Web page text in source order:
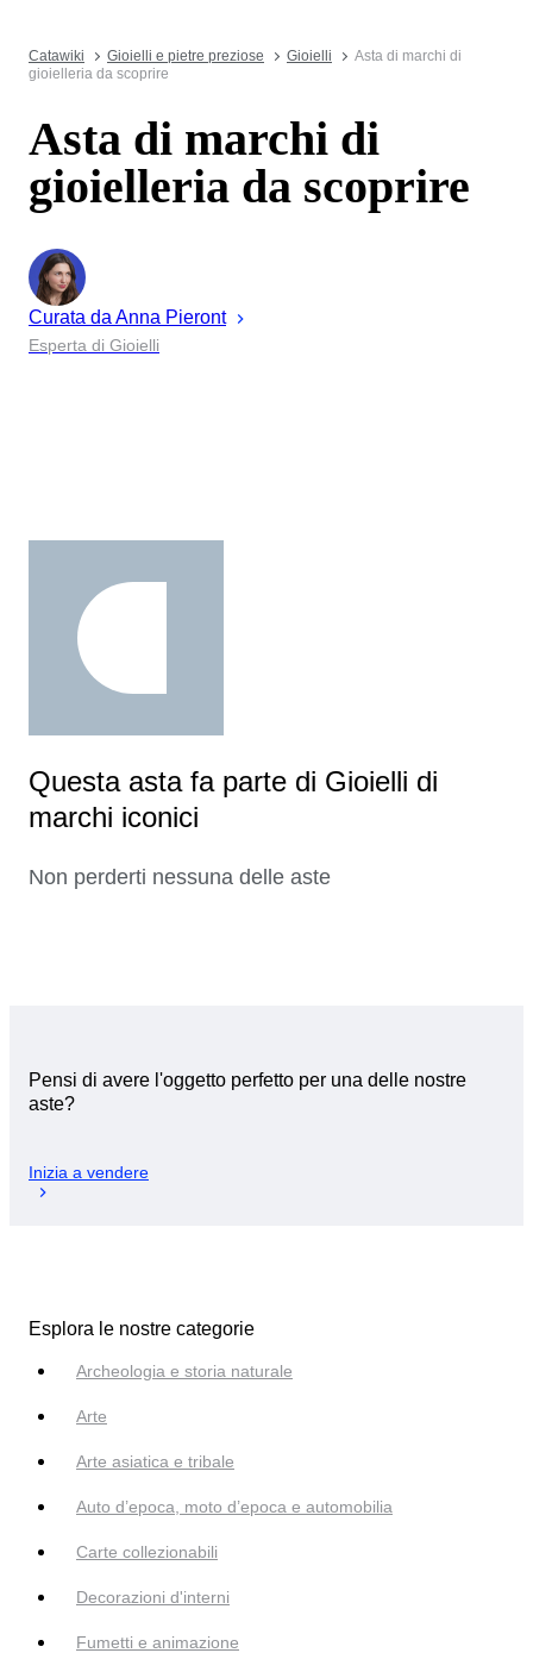
Catawiki Gioielli e pietre preziose Gioielli
Asta di marchi di
gioielleria da scoprire
Asta di marchi di
gioielleria da scoprire
Curata da Anna Pieront
Esperta di Gioielli
Questa asta fa parte di Gioielli di
marchi iconici
Non perderti nessuna delle aste
Pensi di avere l'oggetto perfetto per una delle nostre
aste?
Inizia a vendere
Esplora le nostre categorie
Archeologia e storia naturale
Arte
Arte asiatica e tribale
Auto d’epoca, moto d’epoca e automobilia
Carte collezionabili
Decorazioni d'interni
Fumetti e animazione